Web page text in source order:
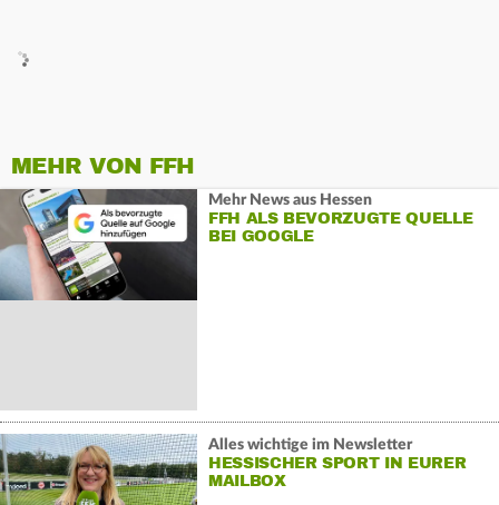
MEHR VON FFH
Mehr News aus Hessen
FFH ALS BEVORZUGTE QUELLE
BEI GOOGLE
Alles wichtige im Newsletter
HESSISCHER SPORT IN EURER
MAILBOX